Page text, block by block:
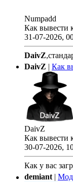
Numpadd
Как вывести
31-07-2026,
DaivZ
DaivZ | Как
DaivZ
Как вывести
30-07-2026,
Как у вас
demiant|